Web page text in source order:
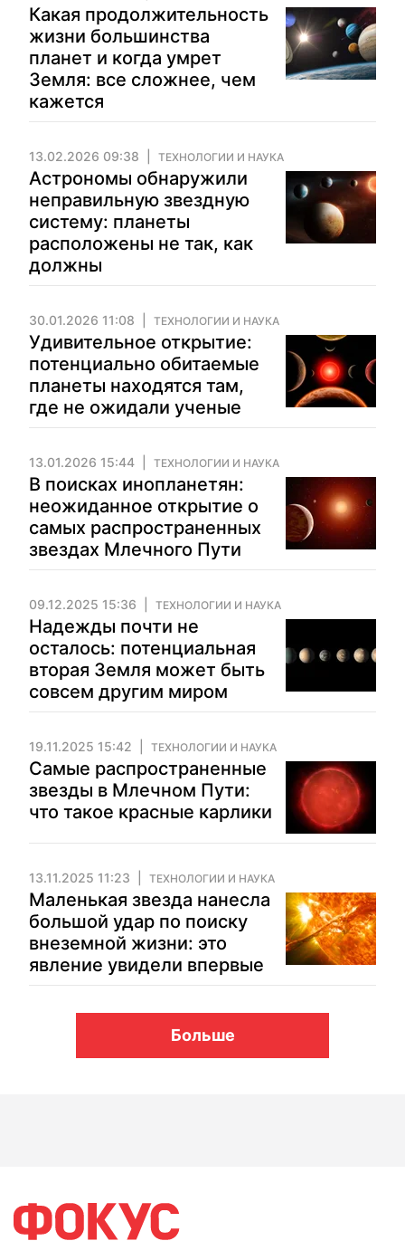
Какая продолжительность
жизни большинства
планет и когда умрет
Земля: все сложнее, чем
кажется
13.02.2026 09:38 ТЕХНОЛОГИИ И НАУКА
Астрономы обнаружили
неправильную звездную
систему: планеты
расположены не так, как
должны
30.01.2026 11:08 ТЕХНОЛОГИИ И НАУКА
Удивительное открытие:
потенциально обитаемые
планеты находятся там,
где не ожидали ученые
13.01.2026 15:44 ТЕХНОЛОГИИ И НАУКА
В поисках инопланетян:
неожиданное открытие о
самых распространенных
звездах Млечного Пути
09.12.2025 15:36 ТЕХНОЛОГИИ И НАУКА
Надежды почти не
осталось: потенциальная
вторая Земля может быть
совсем другим миром
19.11.2025 15:42 ТЕХНОЛОГИИ И НАУКА
Самые распространенные
звезды в Млечном Пути:
что такое красные карлики
13.11.2025 11:23 ТЕХНОЛОГИИ И НАУКА
Маленькая звезда нанесла
большой удар по поиску
внеземной жизни: это
явление увидели впервые
Больше